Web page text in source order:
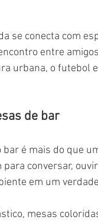
se conecta com
entre
urbana, o futebol
de bar
é mais do que
para conversar,
em um
mesas